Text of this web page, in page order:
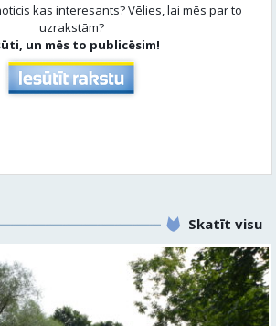
kas interesants? Vēlies, lai mēs par to
uzrakstām?
un mēs to publicēsim!
Skatīt visu